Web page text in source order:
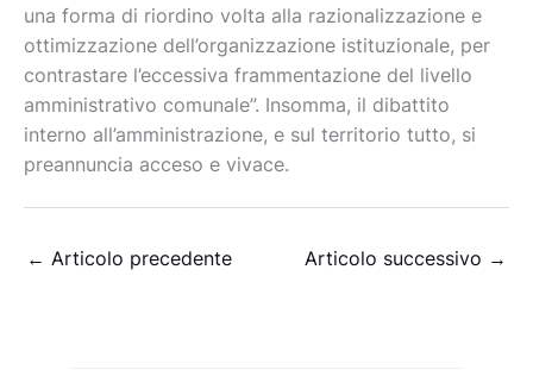
una forma di riordino volta alla razionalizzazione e
ottimizzazione dell’organizzazione istituzionale, per
contrastare l’eccessiva frammentazione del livello
amministrativo comunale”. Insomma, il dibattito
interno all’amministrazione, e sul territorio tutto, si
preannuncia acceso e vivace.
← Articolo precedente Articolo successivo →